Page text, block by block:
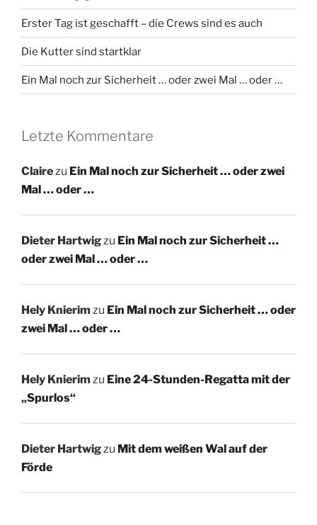
Erster Tag ist geschafft – die Crews sind es auch
Die Kutter sind startklar
Ein Mal noch zur Sicherheit … oder zwei Mal … oder …
Letzte Kommentare
Clairezu Ein Mal noch zur Sicherheit … oder zwei
Mal … oder …
Dieter Hartwigzu Ein Mal noch zur Sicherheit …
oder zwei Mal … oder …
Hely Knierim zu Ein Mal noch zur Sicherheit … oder
zwei Mal … oder …
Hely Knierim zu Eine 24-Stunden-Regatta mit der
„Spurlos“
Dieter Hartwigzu Mit dem weißen Wal auf der
Förde